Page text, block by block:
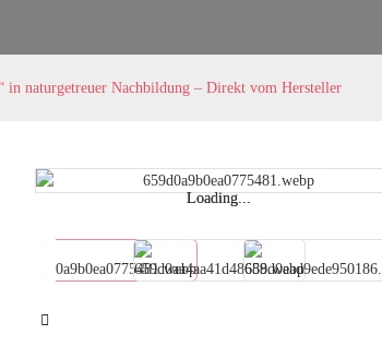
in naturgetreuer Nachbildung – Direkt vom Hersteller
Loading...
Loading...